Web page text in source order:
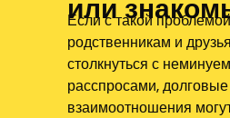
Если с такой
родственникам и
столкнуться с
расспросами, долговые
взаимоотношения
или